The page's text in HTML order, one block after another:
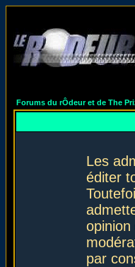
Forums du rÔdeur et de The
Les
éditer
par